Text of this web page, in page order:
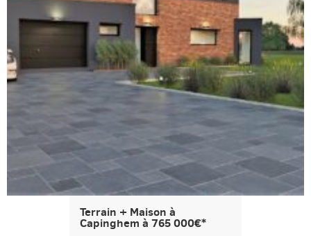
Terrain + Maison à
Capinghem à 765 000€*